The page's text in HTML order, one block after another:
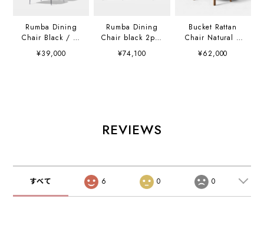
Rumba Dining
Chair Black / ル
ンバダイニングチ
ェア ブラック
¥39,000
Rumba Dining
Chair black 2pcs
/ ルンバダイニン
グチェア ブラック
¥74,100
Bucket Rattan
Chair Natural /
バケットラタンチ
ェア ナチュラル
¥62,000
REVIEWS
すべて 6 0 0